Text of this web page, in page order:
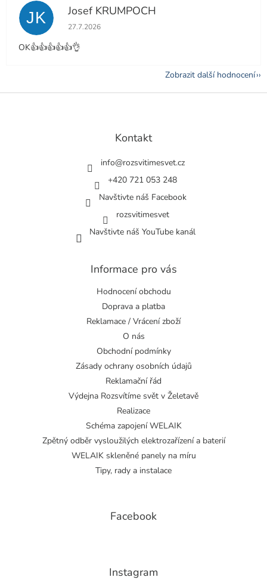
JK Josef KRUMPOCH
Hodnocení obchodu je 5 z 5 hvězdiček.
27.7.2026
OK👍👍👍👍👍👌
Zobrazit další hodnocení
Z
Kontakt
info@rozsvitimesvet.cz
+420 721 053 248
Navštivte náš Facebook
rozsvitimesvet
Navštivte náš YouTube kanál
Informace pro vás
Hodnocení obchodu
Doprava a platba
Reklamace / Vrácení zboží
O nás
Obchodní podmínky
Zásady ochrany osobních údajů
Reklamační řád
Výdejna Rozsvítíme svět v Želetavě
Realizace
Schéma zapojení WELAIK
Zpětný odběr vysloužilých elektrozařízení a baterií
WELAIK skleněné panely na míru
Tipy, rady a instalace
Facebook
Instagram